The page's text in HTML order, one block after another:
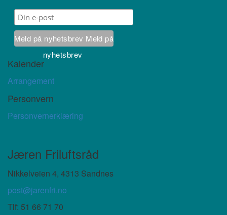
Meld på nyhetsbrev Meld på
nyhetsbrev
Kalender
Arrangement
Personvern
Personvernerklæring
Jæren Friluftsråd
Nikkelveien 4, 4313 Sandnes
post@jarenfri.no
Tlf: 51 66 71 70